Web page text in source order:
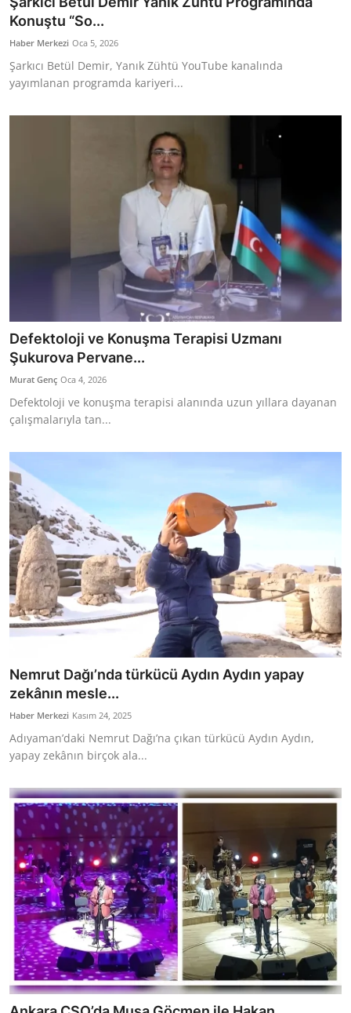
Konuştu “So...
Haber Merkezi Oca 5, 2026
Şarkıcı Betül Demir, Yanık Zühtü YouTube kanalında
yayımlanan programda kariyeri...
Defektoloji ve Konuşma Terapisi Uzmanı
Şukurova Pervane...
Murat Genç Oca 4, 2026
Defektoloji ve konuşma terapisi alanında uzun yıllara dayanan
çalışmalarıyla tan...
Nemrut Dağı’nda türkücü Aydın Aydın yapay
zekânın mesle...
Haber Merkezi Kasım 24, 2025
Adıyaman’daki Nemrut Dağı’na çıkan türkücü Aydın Aydın,
yapay zekânın birçok ala...